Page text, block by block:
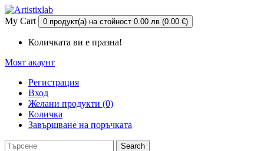
My Cart 0 продукт(а) на стойност 0.00 лв (0.00 €)
Количката ви е празна!
Моят акаунт
Регистрация
Вход
Желани продукти (0)
Количка
Завършване на поръчката
Search